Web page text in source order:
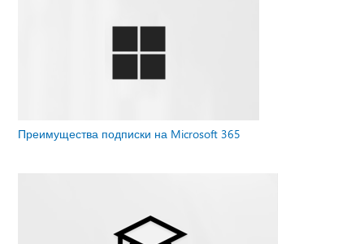
Преимущества подписки на Microsoft 365